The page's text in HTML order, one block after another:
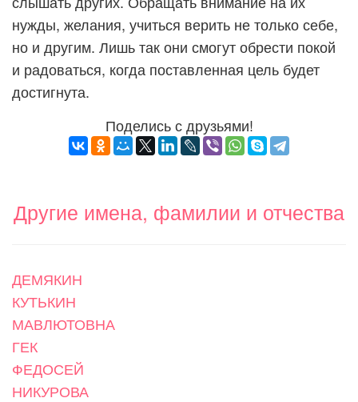
нужды, желания, учиться верить не только себе,
но и другим. Лишь так они смогут обрести покой
и радоваться, когда поставленная цель будет
достигнута.
Поделись с друзьями!
Другие имена, фамилии и отчества
ДЕМЯКИН
КУТЬКИН
МАВЛЮТОВНА
ГЕК
ФЕДОСЕЙ
НИКУРОВА